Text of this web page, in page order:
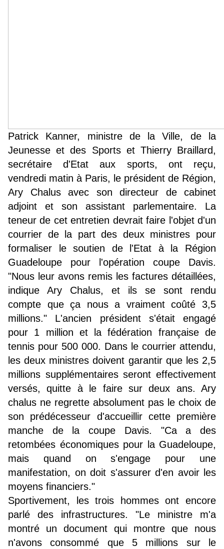
Patrick Kanner, ministre de la Ville, de la
Jeunesse et des Sports et Thierry Braillard,
secrétaire d'Etat aux sports, ont reçu,
vendredi matin à Paris, le président de Région,
Ary Chalus avec son directeur de cabinet
adjoint et son assistant parlementaire. La
teneur de cet entretien devrait faire l'objet d'un
courrier de la part des deux ministres pour
formaliser le soutien de l'Etat à la Région
Guadeloupe pour l'opération coupe Davis.
"Nous leur avons remis les factures détaillées,
indique Ary Chalus, et ils se sont rendu
compte que ça nous a vraiment coûté 3,5
millions." L'ancien président s'était engagé
pour 1 million et la fédération française de
tennis pour 500 000. Dans le courrier attendu,
les deux ministres doivent garantir que les 2,5
millions supplémentaires seront effectivement
versés, quitte à le faire sur deux ans. Ary
chalus ne regrette absolument pas le choix de
son prédécesseur d'accueillir cette première
manche de la coupe Davis. "Ca a des
retombées économiques pour la Guadeloupe,
mais quand on s'engage pour une
manifestation, on doit s'assurer d'en avoir les
moyens financiers."
Sportivement, les trois hommes ont encore
parlé des infrastructures. "Le ministre m'a
montré un document qui montre que nous
n'avons consommé que 5 millions sur le